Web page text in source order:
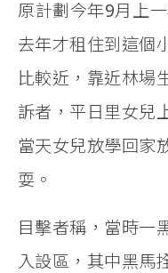
原計劃今年9月上
去年才租住到這個
比較近，靠近林場
訴者，平日里女兒
當天女兒放學回家
耍。
目擊者稱，當時一
入設區，其中黑馬